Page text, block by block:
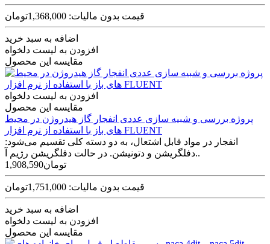
قیمت بدون مالیات: 1,368,000تومان
اضافه به سبد خرید
افزودن به لیست دلخواه
مقایسه این محصول
افزودن به لیست دلخواه
مقایسه این محصول
پروژه بررسی و شبیه سازی عددی انفجار گاز هیدروژن در محیط
های باز با استفاده از نرم افزار FLUENT
انفجار در مواد قابل اشتعال، به دو دسته کلی تقسیم می‌شود:
دفلگریشن و دتونیشن. در حالت دفلگریشن رژیم آ..
1,908,590تومان
قیمت بدون مالیات: 1,751,000تومان
اضافه به سبد خرید
افزودن به لیست دلخواه
مقایسه این محصول